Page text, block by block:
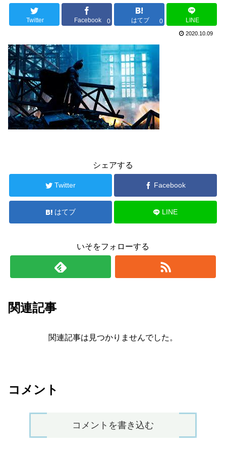
Twitter Facebook 0 はてブ 0 LINE
2020.10.09
シェアする
Twitter Facebook
はてブ LINE
いそをフォローする
関連記事
関連記事は見つかりませんでした。
コメント
コメントを書き込む